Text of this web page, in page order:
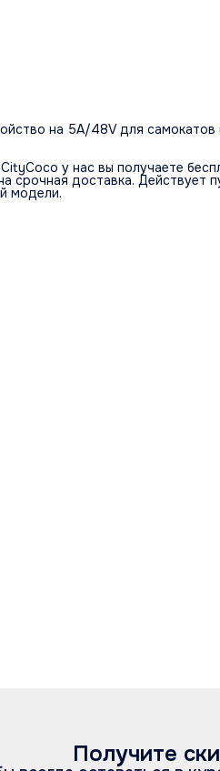
на 5A/48V для
у нас вы получаете
срочная доставка. Действует
модели.
Получите